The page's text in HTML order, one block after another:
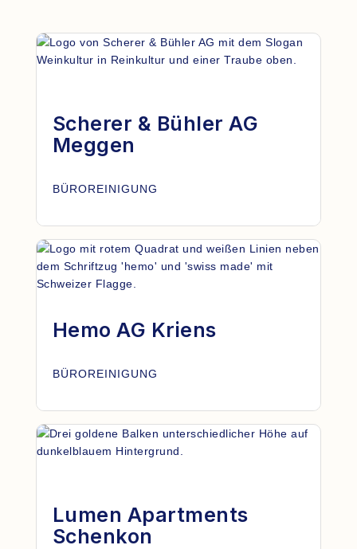
Scherer & Bühler AG
Meggen
BÜROREINIGUNG
Hemo AG Kriens
BÜROREINIGUNG
Lumen Apartments
Schenkon